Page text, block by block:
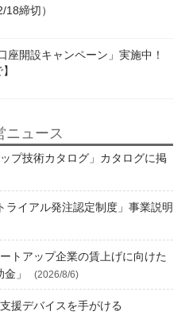
締切）
座開設キャンペーン」実施中！
ニュース
プ技術カタログ」カタログに掲
ライアル発注認定制度」事業説明
トアップ企業の賃上げに向けた
」
(2026/8/6)
援デバイスを手がける